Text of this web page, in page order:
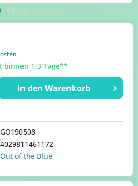
binnen 1-3 Tage**
In den Warenkorb
GO190508
4029811461172
Out of the Blue